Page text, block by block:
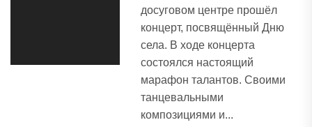
досуговом центре прошёл
концерт, посвящённый Дню
села. В ходе концерта
состоялся настоящий
марафон талантов. Своими
танцевальными
композициями и...